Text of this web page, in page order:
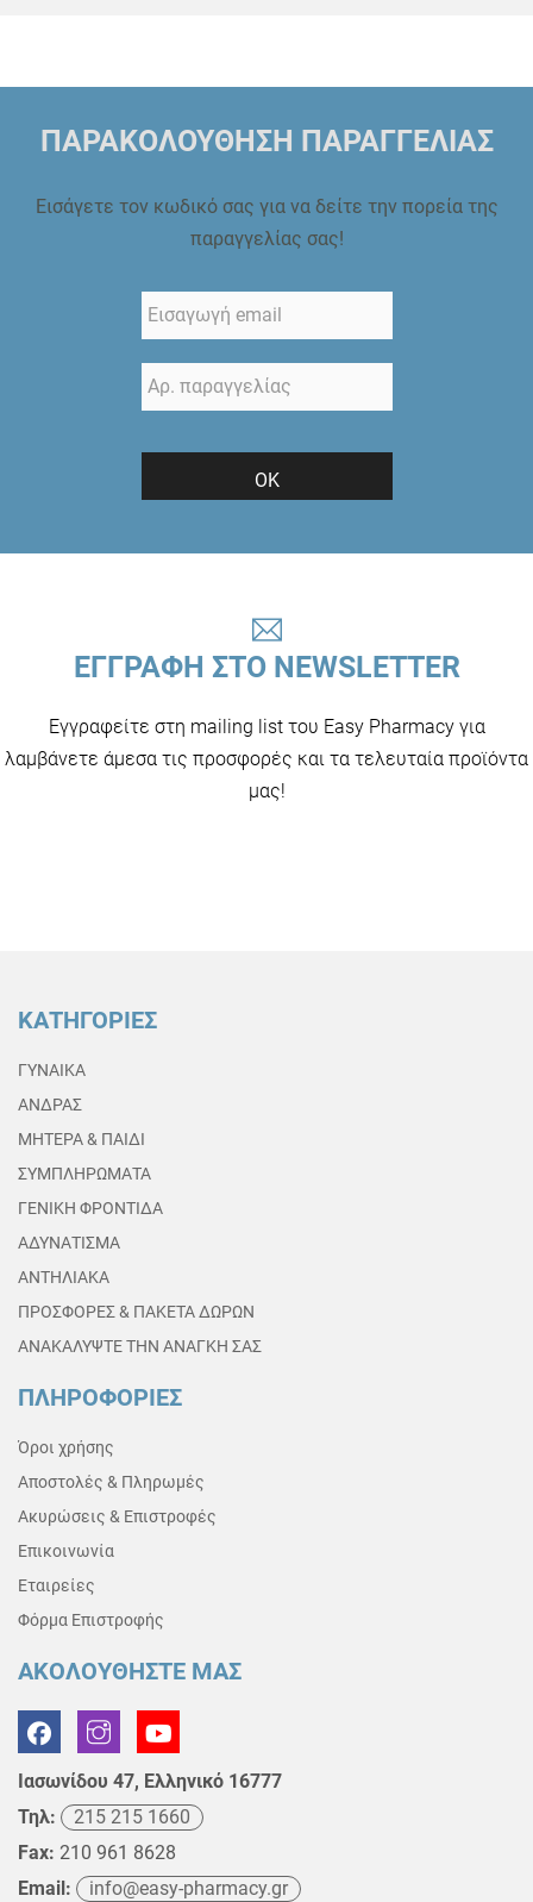
ΠΑΡΑΚΟΛΟΥΘΗΣΗ ΠΑΡΑΓΓΕΛΙΑΣ
Εισάγετε τον κωδικό σας για να δείτε την πορεία της
παραγγελίας σας!
ΟΚ
ΕΓΓΡΑΦΗ ΣΤΟ NEWSLETTER
Εγγραφείτε στη mailing list του Easy Pharmacy για
λαμβάνετε άμεσα τις προσφορές και τα τελευταία προϊόντα
μας!
ΚΑΤΗΓΟΡΙΕΣ
ΓΥΝΑΙΚΑ
ΑΝΔΡΑΣ
ΜΗΤΕΡΑ & ΠΑΙΔΙ
ΣΥΜΠΛΗΡΩΜΑΤΑ
ΓΕΝΙΚΗ ΦΡΟΝΤΙΔΑ
ΑΔΥΝΑΤΙΣΜΑ
ΑΝΤΗΛΙΑΚΑ
ΠΡΟΣΦΟΡΕΣ & ΠΑΚΕΤΑ ΔΩΡΩΝ
ΑΝΑΚΑΛΥΨΤΕ ΤΗΝ ΑΝΑΓΚΗ ΣΑΣ
ΠΛΗΡΟΦΟΡΙΕΣ
Όροι χρήσης
Αποστολές & Πληρωμές
Ακυρώσεις & Επιστροφές
Επικοινωνία
Εταιρείες
Φόρμα Επιστροφής
ΑΚΟΛΟΥΘΗΣΤΕ ΜΑΣ
Ιασωνίδου 47, Ελληνικό 16777
Τηλ:
215 215 1660
Fax: 210 961 8628
Email:
info@easy-pharmacy.gr